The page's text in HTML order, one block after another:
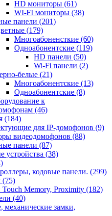
HD мониторы (61)
WI-FI мониторы (38)
панели (201)
(179)
Многоабоненсткие (60)
Одноабонентские (119)
HD панели (50)
Wi-Fi панели (2)
белые (21)
Многоабонентские (13)
Одноабонентские (8)
к
(46)
(184)
для IP-домофонов (9)
видеодомофонов (88)
панели (87)
устройства (38)
кодовые панели. (299)
(75)
Memory, Proximity (182)
(40)
механические замки,